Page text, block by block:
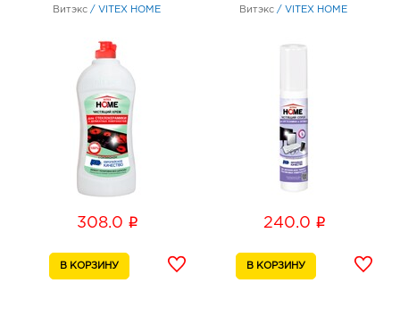
Витэкс / VITEX HOME
308.0 i
Витэкс / VITEX HOME
240.0 i